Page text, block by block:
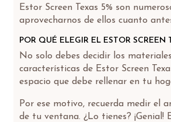
Estor Screen Texas 5% son
aprovecharnos de ellos cuanto
POR QUÉ ELEGIR EL ESTOR SCREEN
No solo debes decidir los
características de Estor Screen
espacio que debe rellenar en tu
Por ese motivo, recuerda medir el
de tu ventana. ¿Lo tienes? ¡Genial!